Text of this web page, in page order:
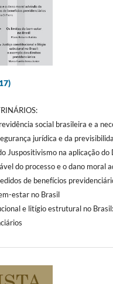
social brasileira e a
jurídica e da
Juspositivismo na aplicação do
do processo e o dano moral
de benefícios
estar no Brasil
e litígio estrutural no